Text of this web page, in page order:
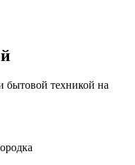
бытовой техникой на